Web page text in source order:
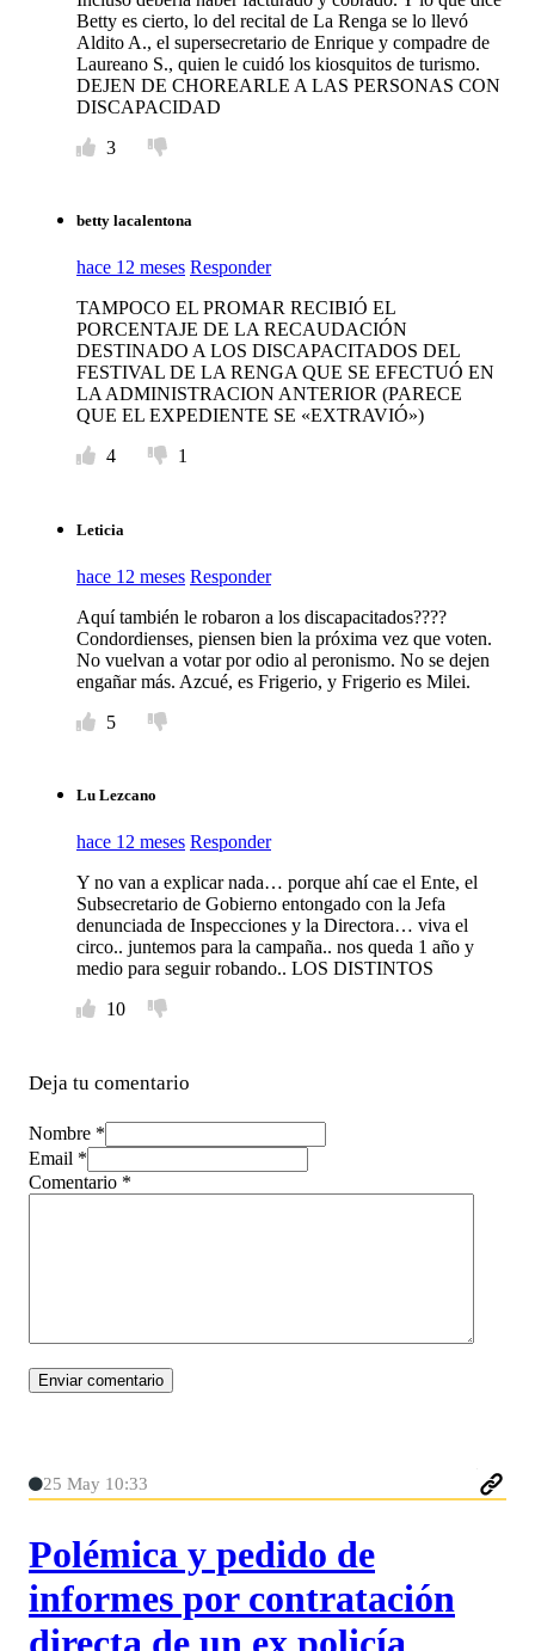
Betty es cierto, lo del recital de La Renga se lo llevó
Aldito A., el supersecretario de Enrique y compadre de
Laureano S., quien le cuidó los kiosquitos de turismo.
DEJEN DE CHOREARLE A LAS PERSONAS CON
DISCAPACIDAD
3
betty lacalentona
hace 12 meses Responder
TAMPOCO EL PROMAR RECIBIÓ EL
PORCENTAJE DE LA RECAUDACIÓN
DESTINADO A LOS DISCAPACITADOS DEL
FESTIVAL DE LA RENGA QUE SE EFECTUÓ EN
LA ADMINISTRACION ANTERIOR (PARECE
QUE EL EXPEDIENTE SE «EXTRAVIÓ»)
4
1
Leticia
hace 12 meses Responder
Aquí también le robaron a los discapacitados????
Condordienses, piensen bien la próxima vez que voten.
No vuelvan a votar por odio al peronismo. No se dejen
engañar más. Azcué, es Frigerio, y Frigerio es Milei.
5
Lu Lezcano
hace 12 meses Responder
Y no van a explicar nada… porque ahí cae el Ente, el
Subsecretario de Gobierno entongado con la Jefa
denunciada de Inspecciones y la Directora… viva el
circo.. juntemos para la campaña.. nos queda 1 año y
medio para seguir robando.. LOS DISTINTOS
10
Deja tu comentario
Nombre *
Email *
Comentario *
25 May 10:33
Polémica y pedido de
informes por contratación